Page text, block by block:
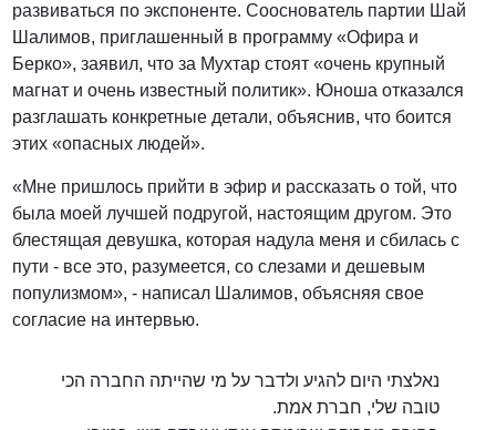
развиваться по экспоненте. Сооснователь партии Шай
Шалимов, приглашенный в программу «Офира и
Берко», заявил, что за Мухтар стоят «очень крупный
магнат и очень известный политик». Юноша отказался
разглашать конкретные детали, объяснив, что боится
этих «опасных людей».
«Мне пришлось прийти в эфир и рассказать о той, что
была моей лучшей подругой, настоящим другом. Это
блестящая девушка, которая надула меня и сбилась с
пути - все это, разумеется, со слезами и дешевым
популизмом», - написал Шалимов, объясняя свое
согласие на интервью.
נאלצתי היום להגיע ולדבר על מי שהייתה החברה הכי
טובה שלי, חברת אמת.